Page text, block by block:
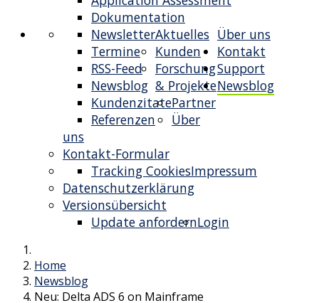
Dokumentation
Über uns
Aktuelles
Newsletter
Termine
RSS-Feed
Newsblog
Kunden
Kundenzitate
Referenzen
Forschung
& Projekte
Partner
Über
uns
Kontakt
Kontakt-Formular
Impressum
Tracking Cookies
Datenschutzerklärung
Support
Versionsübersicht
Update anfordernLogin
Newsblog
Home
Newsblog
Neu: Delta ADS 6 on Mainframe